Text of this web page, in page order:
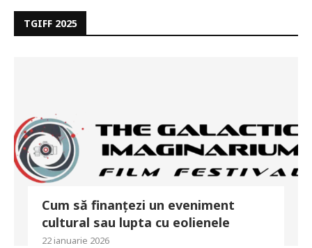
TGIFF 2025
Cum să finanțezi un eveniment
cultural sau lupta cu eolienele
22 ianuarie 2026